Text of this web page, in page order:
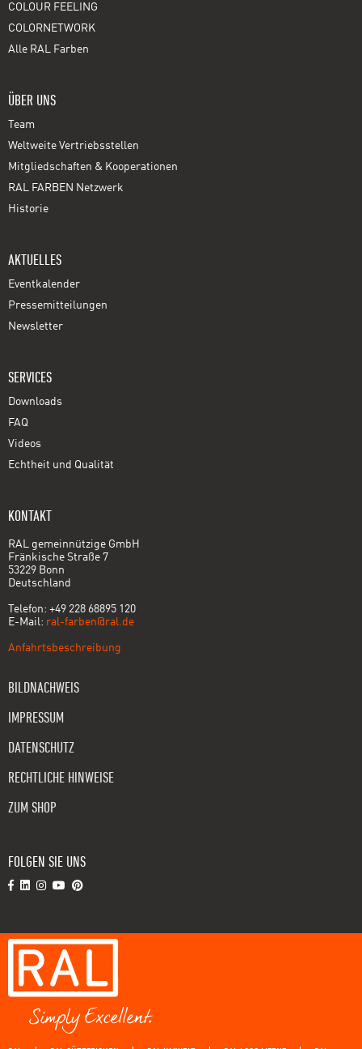
COLOUR FEELING
COLORNETWORK
Alle RAL Farben
ÜBER UNS
Team
Weltweite Vertriebsstellen
Mitgliedschaften & Kooperationen
RAL FARBEN Netzwerk
Historie
AKTUELLES
Eventkalender
Pressemitteilungen
Newsletter
SERVICES
Downloads
FAQ
Videos
Echtheit und Qualität
KONTAKT
RAL gemeinnützige GmbH
Fränkische Straße 7
53229 Bonn
Deutschland
Telefon: +49 228 68895 120
E-Mail: ral-farben@ral.de
Anfahrtsbeschreibung
BILDNACHWEIS
IMPRESSUM
DATENSCHUTZ
RECHTLICHE HINWEISE
ZUM SHOP
FOLGEN SIE UNS